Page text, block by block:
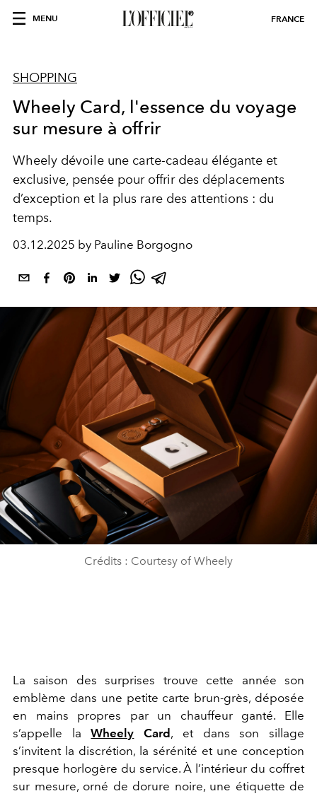
MENU FRANCE
SHOPPING
Wheely Card, l'essence du voyage
sur mesure à offrir
Wheely dévoile une carte-cadeau élégante et
exclusive, pensée pour offrir des déplacements
d’exception et la plus rare des attentions : du
temps.
03.12.2025 by Pauline Borgogno
Crédits : Courtesy of Wheely
La saison des surprises trouve cette année son
emblème dans une petite carte brun-grès, déposée
en mains propres par un chauffeur ganté. Elle
s’appelle laWheely Card , et dans son sillage
s’invitent la discrétion, la sérénité et une conception
presque horlogère du service. À l’intérieur du coffret
sur mesure, orné de dorure noire, une étiquette de